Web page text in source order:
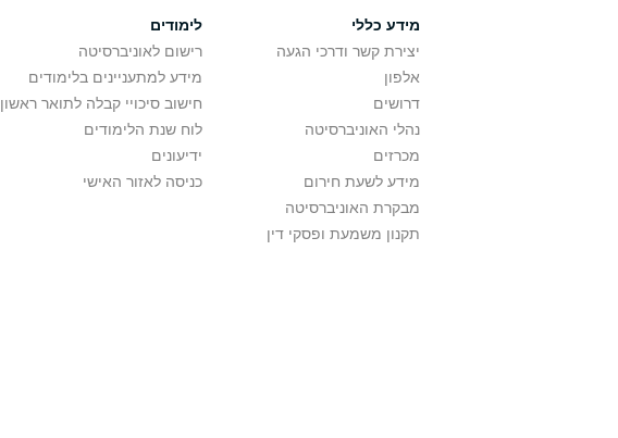
מידע כללי
יצירת קשר ודרכי הגעה
אלפון
דרושים
נהלי האוניברסיטה
מכרזים
מידע לשעת חירום
מבקרת האוניברסיטה
תקנון משמעת ופסקי דין
לימודים
רישום לאוניברסיטה
מידע למתעניינים בלימודים
חישוב סיכויי קבלה לתואר ראשון
לוח שנת הלימודים
ידיעונים
כניסה לאזור האישי